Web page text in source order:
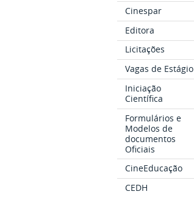
Cinespar
Editora
Licitações
Vagas de Estágio
Iniciação
Científica
Formulários e
Modelos de
documentos
Oficiais
CineEducação
CEDH